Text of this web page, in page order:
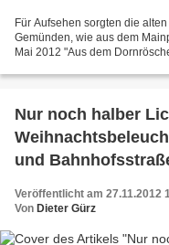
Für Aufsehen sorgten die
Gemünden, wie aus dem
Mai 2012 "Aus dem
Nur noch halber
und
Veröffentlicht am 27.11.2012
Von Dieter Gürz